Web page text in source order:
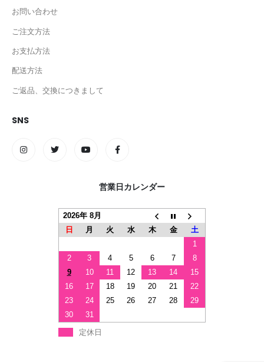
お問い合わせ
ご注文方法
お支払方法
配送方法
ご返品、交換につきまして
SNS
営業日カレンダー
2026年 8月
日
月 火 水 木 金
土
1
2
3 4 5 6 7
8
9
10 11 12 13 14
15
16
17 18 19 20 21
22
23
24 25 26 27 28
29
30
31
定休日